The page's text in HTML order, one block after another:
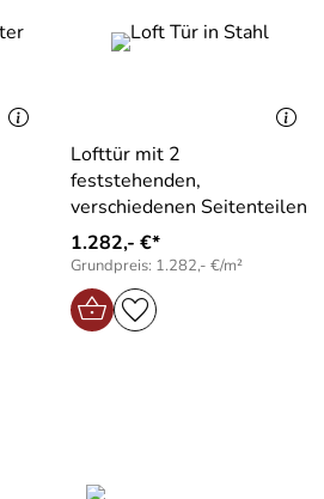
Lofttür mit 2
feststehenden,
verschiedenen Seitenteilen
1.282,- €*
Grundpreis: 1.282,- €/m²